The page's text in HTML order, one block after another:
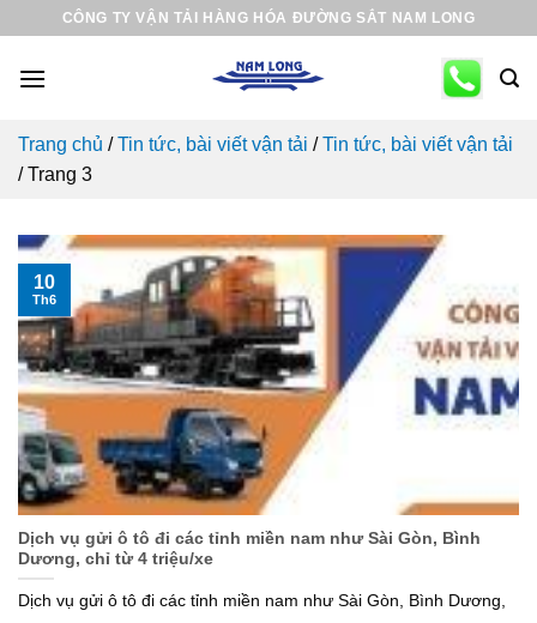
content
CÔNG TY VẬN TẢI HÀNG HÓA ĐƯỜNG SẮT NAM LONG
Trang chủ /Tin tức, bài viết vận tải /Tin tức, bài viết vận tải
/Trang 3
Dịch vụ gửi ô tô đi các tỉnh miền nam như Sài Gòn, Bình
Dương, chỉ từ 4 triệu/xe
Dịch vụ gửi ô tô đi các tỉnh miền nam như Sài Gòn, Bình Dương,
10
Th6